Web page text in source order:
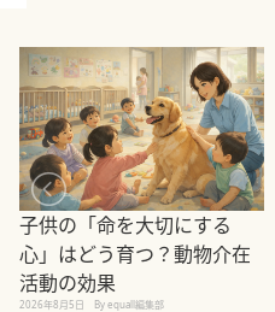
子供の「命を大切にする
心」はどう育つ？動物介在
活動の効果
2026年8月5日 By equall編集部